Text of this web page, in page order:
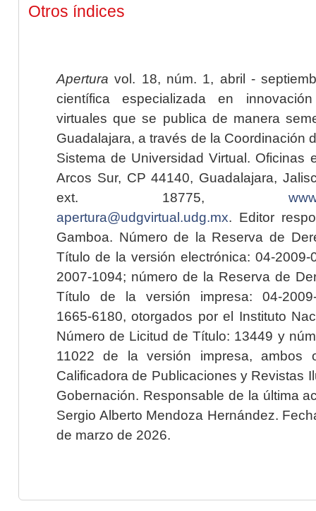
Otros índices
Apertura vol. 18, núm. 1, abril -
científica especializada en
virtuales que se publica de manera
Guadalajara, a través de la Coordinación
Sistema de Universidad Virtual. Oficinas
Arcos Sur, CP 44140, Guadalajara,
ext. 18775,
apertura@udgvirtual.udg.mx. Editor
Gamboa. Número de la Reserva de
Título de la versión electrónica: 04-2009-
2007-1094; número de la Reserva de
Título de la versión impresa: 04-2009-
1665-6180, otorgados por el Instituto
Número de Licitud de Título: 13449 y
11022 de la versión impresa, ambos
Calificadora de Publicaciones y Revistas
Gobernación. Responsable de la última
Sergio Alberto Mendoza Hernández.
de marzo de 2026.